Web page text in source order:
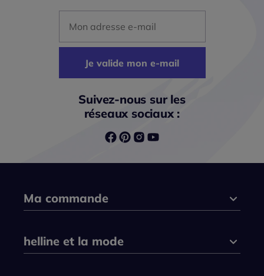
Je valide mon e-mail
Suivez-nous sur les
réseaux sociaux :
Ma commande
helline et la mode